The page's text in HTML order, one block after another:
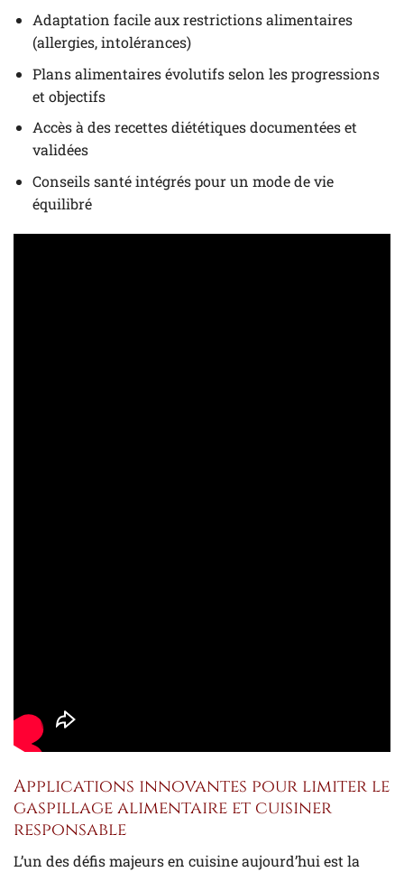
Adaptation facile aux restrictions alimentaires
(allergies, intolérances)
Plans alimentaires évolutifs selon les progressions
et objectifs
Accès à des recettes diététiques documentées et
validées
Conseils santé intégrés pour un mode de vie
équilibré
Applications innovantes pour limiter le
gaspillage alimentaire et cuisiner
responsable
L’un des défis majeurs en cuisine aujourd’hui est la